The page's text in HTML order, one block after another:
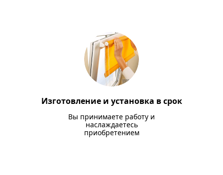
Изготовление и установка в срок
Вы принимаете работу и
наслаждаетесь
приобретением